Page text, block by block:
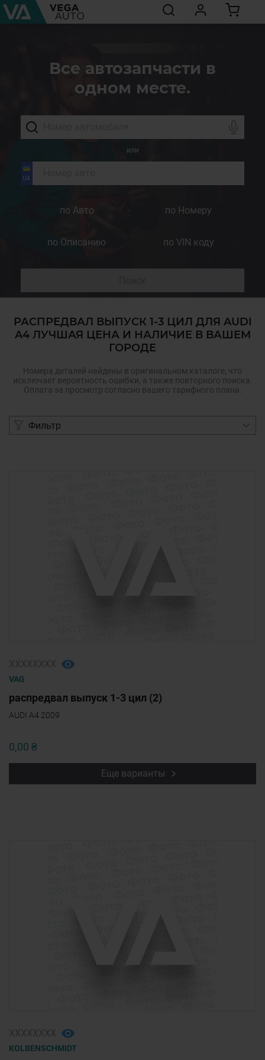
Все автозапчасти в
одном месте.
или
по Авто по Номеру
по Описанию по VIN коду
РАСПРЕДВАЛ ВЫПУСК 1-3 ЦИЛ ДЛЯ AUDI
A4 ЛУЧШАЯ ЦЕНА И НАЛИЧИЕ В ВАШЕМ
ГОРОДЕ
Номера деталей найдены в оригинальном каталоге, что
исключает вероятность ошибки, а также повторного поиска.
Оплата за просмотр согласно вашего тарифного плана.
Фильтр
VAG
распредвал выпуск 1-3 цил (2)
AUDI A4 2009
0,00 ₴
Еще варианты
KOLBENSCHMIDT